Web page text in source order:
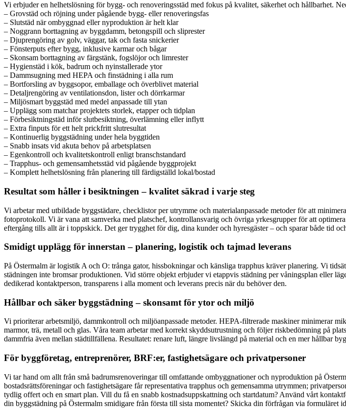
Vi erbjuder en helhetslösning för bygg- och renoveringsstäd med fokus på kvalitet, säkerhet och hållbarhet.
– Grovstäd och röjning under pågående bygg- eller renoveringsfas
– Slutstäd när ombyggnad eller nyproduktion är helt klar
– Noggrann borttagning av byggdamm, betongspill och sliprester
– Djuprengöring av golv, väggar, tak och fasta snickerier
– Fönsterputs efter bygg, inklusive karmar och bågar
– Skonsam borttagning av färgstänk, fogslöjor och limrester
– Hygienstäd i kök, badrum och nyinstallerade ytor
– Dammsugning med HEPA och finstädning i alla rum
– Bortforsling av byggsopor, emballage och överblivet material
– Detaljrengöring av ventilationsdon, lister och dörrkarmar
– Miljösmart byggstäd med medel anpassade till ytan
– Upplägg som matchar projektets storlek, etapper och tidplan
– Förbesiktningstäd inför slutbesiktning, överlämning eller inflytt
– Extra finputs för ett helt prickfritt slutresultat
– Kontinuerlig byggstädning under hela byggtiden
– Snabb insats vid akuta behov på arbetsplatsen
– Egenkontroll och kvalitetskontroll enligt branschstandard
– Trapphus- och gemensamhetsstäd vid pågående byggprojekt
– Komplett helhetslösning från planering till färdigställd lokal/bostad
Resultat som håller i besiktningen – kvalitet säkrad i varje steg
Vi arbetar med utbildade byggstädare, checklistor per utrymme och materialanpassade metoder för att
fotoprotokoll. Vi är vana att samverka med platschef, kontrollansvarig och övriga yrkesgrupper för att
eftergång tills allt är i toppskick. Det ger trygghet för dig, dina kunder och hyresgäster – och sparar både tid
Smidigt upplägg för innerstan – planering, logistik och tajmad leverans
På Östermalm är logistik A och O: trånga gator, hissbokningar och känsliga trapphus kräver planering. Vi
städningen inte bromsar produktionen. Vid större objekt erbjuder vi etappvis städning per våningsplan eller
dedikerad kontaktperson, transparens i alla moment och leverans precis när du behöver den.
Hållbar och säker byggstädning – skonsamt för ytor och miljö
Vi prioriterar arbetsmiljö, dammkontroll och miljöanpassade metoder. HEPA-filtrerade maskiner minimerar
marmor, trä, metall och glas. Våra team arbetar med korrekt skyddsutrustning och följer riskbedömning på
dammfria även mellan städtillfällena. Resultatet: renare luft, längre livslängd på material och en mer hållbar
För byggföretag, entreprenörer, BRF:er, fastighetsägare och privatpersoner
Vi tar hand om allt från små badrumsrenoveringar till omfattande ombyggnationer och nyproduktion på
bostadsrättsföreningar och fastighetsägare får representativa trapphus och gemensamma utrymmen;
tydlig offert och en smart plan. Vill du få en snabb kostnadsuppskattning och startdatum? Använd vårt
din byggstädning på Östermalm smidigare från första till sista momentet? Skicka din förfrågan via formuläret